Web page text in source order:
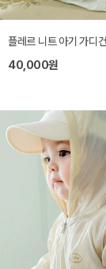
플레르 니트 아기 가디건
40,000원